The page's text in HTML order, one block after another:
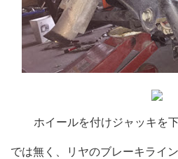
ホイールを付けジャッキを
では無く、リヤのブレーキライ